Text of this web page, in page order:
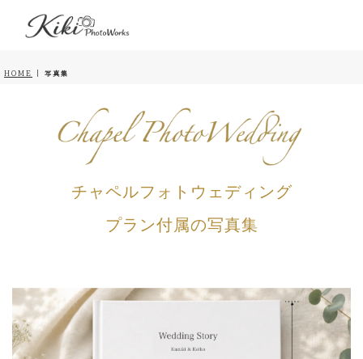
HOME 写真集
チャペルフォトウェディング
プラン付属の写真集